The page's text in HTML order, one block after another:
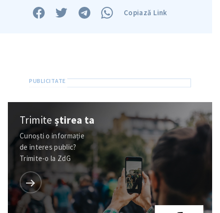
Copiază Link
Trimiteștirea ta
Cunoști o informație
de interes public?
Trimite-o la ZdG